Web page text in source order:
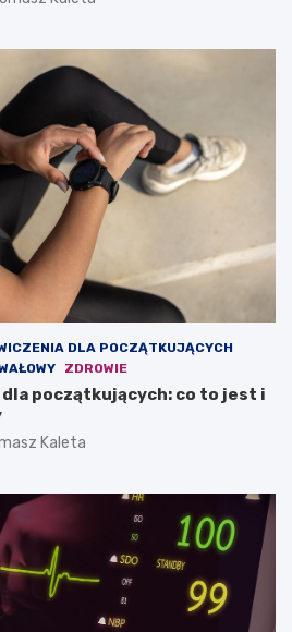
DLA POCZĄTKUJĄCYCH
ZDROWIE
początkujących: co to jest i
Kaleta